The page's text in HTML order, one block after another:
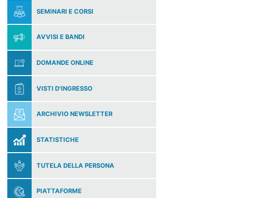
SEMINARI E CORSI
AVVISI E BANDI
DOMANDE ONLINE
VISTI D'INGRESSO
ARCHIVIO NEWSLETTER
STATISTICHE
TUTELA DELLA PERSONA
PIATTAFORME